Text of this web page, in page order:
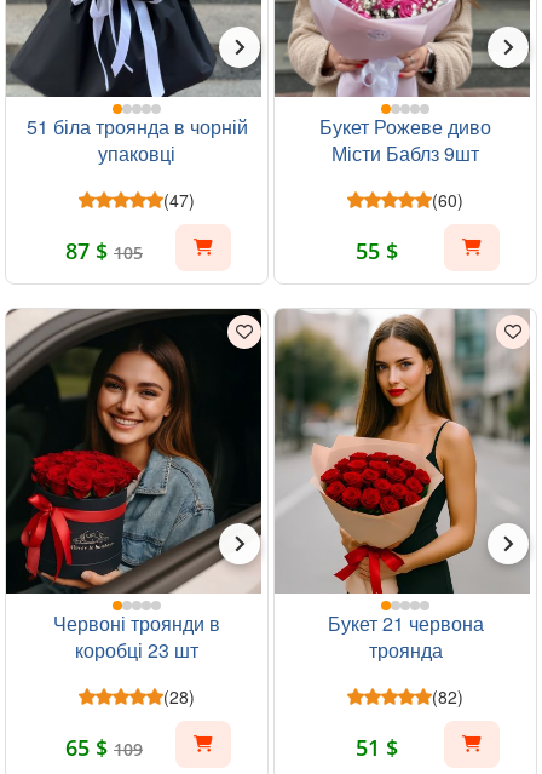
51 біла троянда в чорній
упаковці
(47)
87 $ 105
Букет Рожеве диво
Місти Баблз 9шт
(60)
55 $
Червоні троянди в
коробці 23 шт
(28)
65 $ 109
Букет 21 червона
троянда
(82)
51 $